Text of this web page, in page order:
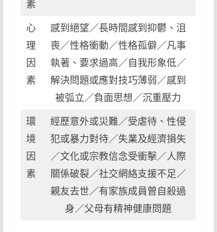
素
心
理
因
素
感到絕望／長時間感到抑鬱、沮
喪／性格衝動／性格孤僻／凡事
執著、要求過高／自我形象低／
解決問題或應對技巧薄弱／感到
被弧立／負面思想／沉重壓力
環
境
因
素
經歷意外或災難／受虐待、性侵
犯或暴力對待／失業及經濟損失
／文化或宗教信念受衝擊／人際
關係破裂／社交網絡支援不足／
親友去世／有家族成員曾自殺過
身／父母有精神健康問題